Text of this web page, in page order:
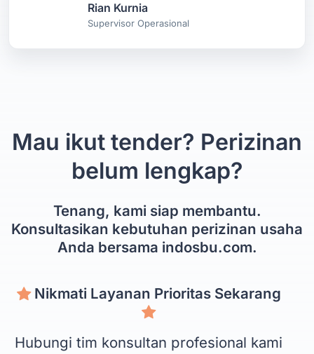
Rian Kurnia
Supervisor Operasional
Mau ikut tender? Perizinan
belum lengkap?
Tenang, kami siap membantu.
Konsultasikan kebutuhan perizinan usaha
Anda bersama indosbu.com.
Nikmati Layanan Prioritas Sekarang
Hubungi tim konsultan profesional kami